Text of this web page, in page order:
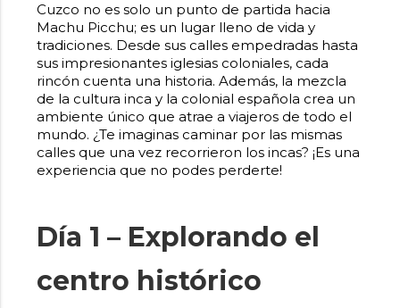
Cuzco no es solo un punto de partida hacia
Machu Picchu; es un lugar lleno de vida y
tradiciones. Desde sus calles empedradas hasta
sus impresionantes iglesias coloniales, cada
rincón cuenta una historia. Además, la mezcla
de la cultura inca y la colonial española crea un
ambiente único que atrae a viajeros de todo el
mundo. ¿Te imaginas caminar por las mismas
calles que una vez recorrieron los incas? ¡Es una
experiencia que no podes perderte!
Día 1 – Explorando el
centro histórico